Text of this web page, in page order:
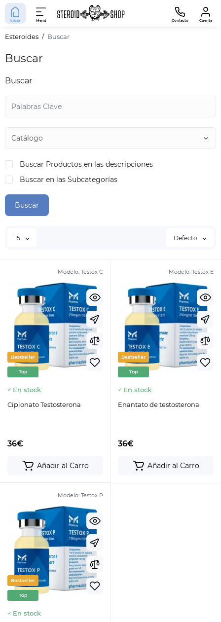
Inicio Menú Contacto Cuenta
Esteroides Buscar
Buscar
Buscar
Buscar Productos en las descripciones
Buscar en las Subcategorías
15 Defecto
Modelo: Testox C
Bestseller
Top
En stock
Cipionato Testosterona
36€
Añadir al Carro
Modelo: Testox E
Bestseller
Top
En stock
Enantato de testosterona
36€
Añadir al Carro
Modelo: Testox P
Bestseller
Top
En stock